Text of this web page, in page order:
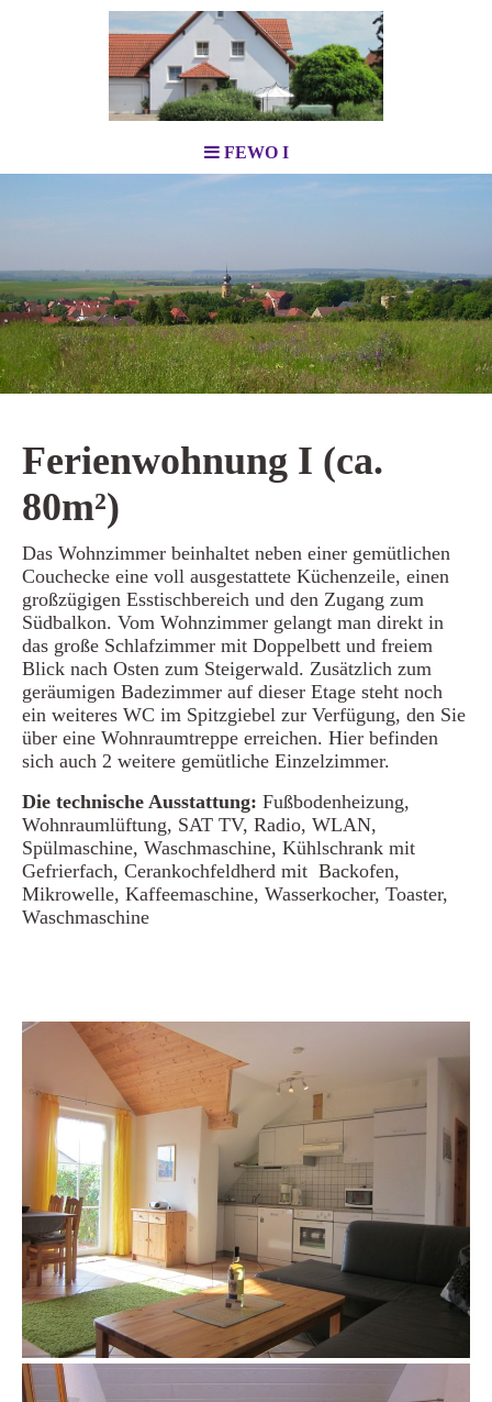
FEWO I
Ferienwohnung I (ca.
80m²)
Das Wohnzimmer beinhaltet neben einer gemütlichen
Couchecke eine voll ausgestattete Küchenzeile, einen
großzügigen Esstischbereich und den Zugang zum
Südbalkon. Vom Wohnzimmer gelangt man direkt in
das große Schlafzimmer mit Doppelbett und freiem
Blick nach Osten zum Steigerwald. Zusätzlich zum
geräumigen Badezimmer auf dieser Etage steht noch
ein weiteres WC im Spitzgiebel zur Verfügung, den Sie
über eine Wohnraumtreppe erreichen. Hier befinden
sich auch 2 weitere gemütliche Einzelzimmer.
Die technische Ausstattung: Fußbodenheizung,
Wohnraumlüftung, SAT TV, Radio, WLAN,
Spülmaschine, Waschmaschine, Kühlschrank mit
Gefrierfach, Cerankochfeldherd mit Backofen,
Mikrowelle, Kaffeemaschine, Wasserkocher, Toaster,
Waschmaschine